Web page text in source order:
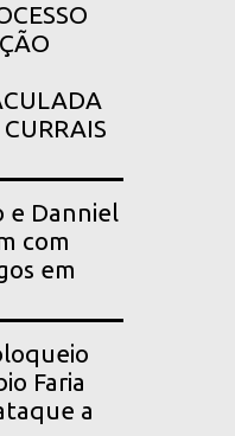
e Danniel
com
em
Faria
a